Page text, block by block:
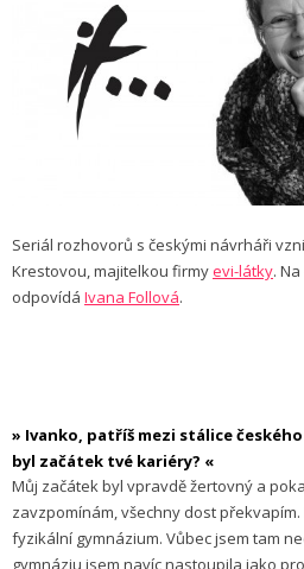
Seriál rozhovorů s českými návrháři
Krestovou, majitelkou firmyevi-látky.
odpovídá Ivana Follová.
» Ivanko, patříš mezi stálice
byl začátek tvé kariéry? «
Můj začátek byl vpravdě žertovný a
zavzpomínám, všechny dost
fyzikální gymnázium. Vůbec jsem tam
gymnáziu jsem navíc nastoupila jako